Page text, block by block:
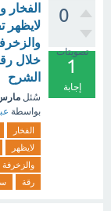
0
تصويتات
1
إجابة
الفخار
لايظهر
خلال
الشرح
سُئل مارس
بواسطة
الفخار
لايظهر
والزخرفة
رقة